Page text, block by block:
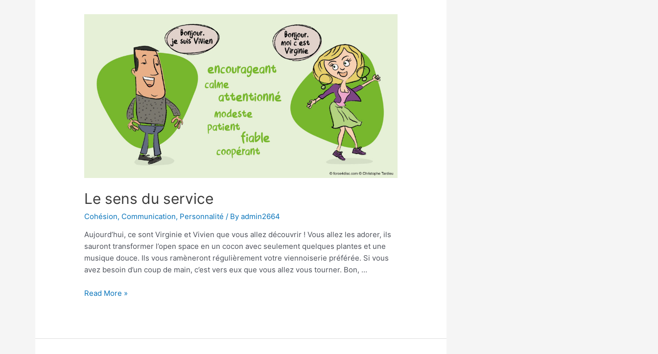
Le sens du service
Cohésion, Communication, Personnalité / Byadmin2664
Aujourd’hui, ce sont Virginie et Vivien que vous allez découvrir ! Vous allez les adorer, ils
sauront transformer l’open space en un cocon avec seulement quelques plantes et une
musique douce. Ils vous ramèneront régulièrement votre viennoiserie préférée. Si vous
avez besoin d’un coup de main, c’est vers eux que vous allez vous tourner. Bon, …
Le
Read More »